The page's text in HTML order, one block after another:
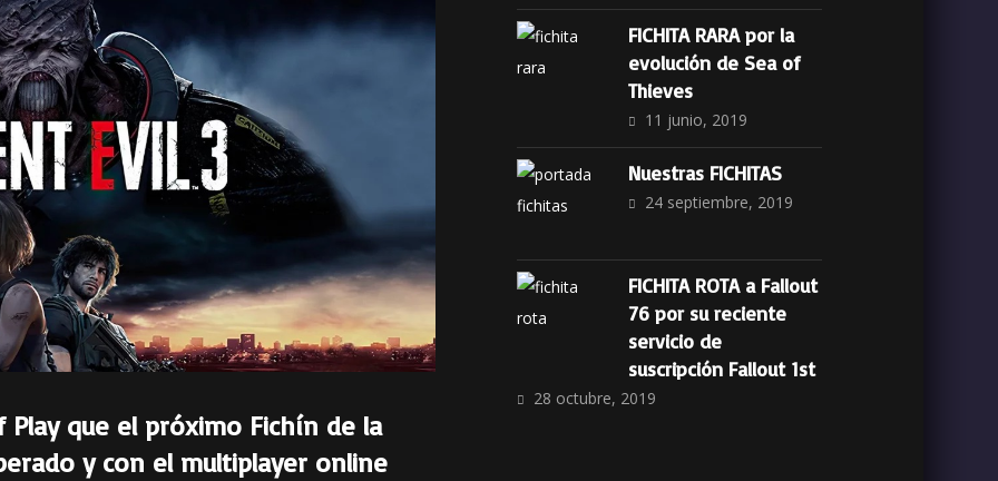
que el próximo Fichín de la
y con el multiplayer online
FICHITA RARA por la
evolución de Sea of
Thieves
11 junio, 2019
Nuestras FICHITAS
24 septiembre, 2019
FICHITA ROTA a Fallout
76 por su reciente
servicio de
suscripción Fallout 1st
28 octubre, 2019